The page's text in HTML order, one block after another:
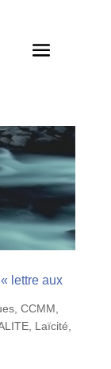
lettre aux
, CCMM
, Laïcité